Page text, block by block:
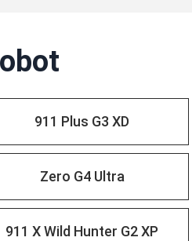
911 Plus G3 XD
Zero G4 Ultra
911 X Wild Hunter G2 XP